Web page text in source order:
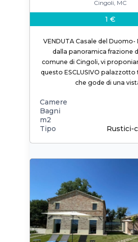
Cingoli, MC
1 €
VENDUTA Casale del
dalla panoramica frazione
comune di Cingoli, vi
questo ESCLUSIVO
che gode di una
Camere
Bagni
m2
Tipo
Rustici-